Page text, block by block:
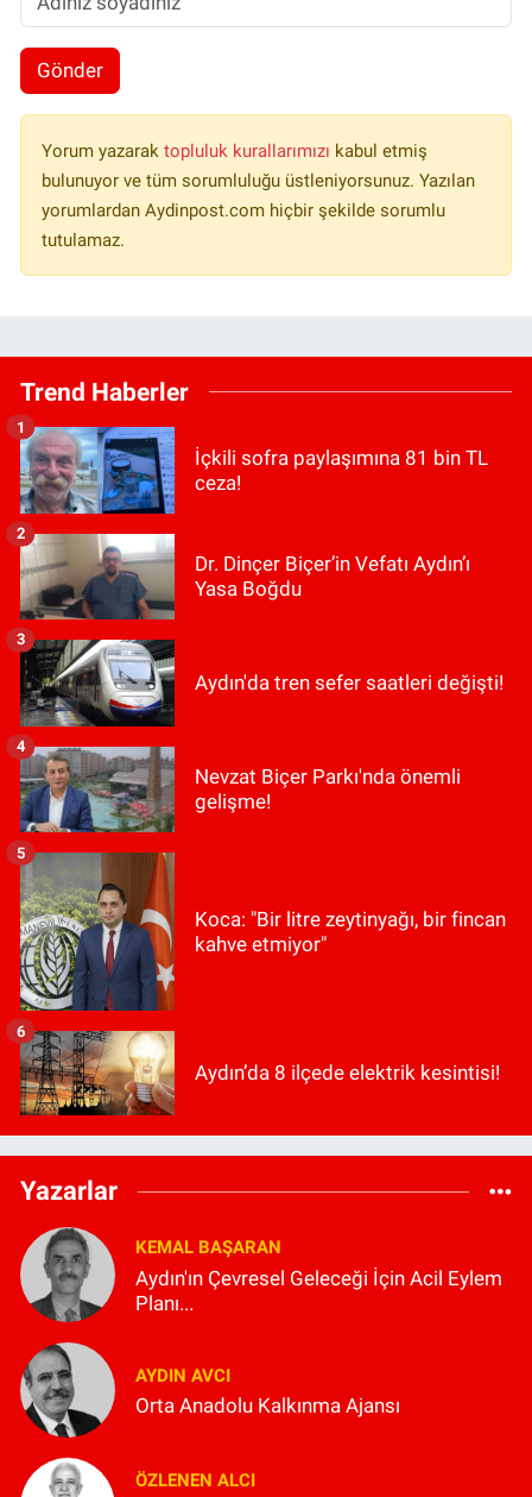
Gönder
Yorum yazarak topluluk kurallarımızı kabul etmiş
bulunuyor ve tüm sorumluluğu üstleniyorsunuz. Yazılan
yorumlardan Aydinpost.com hiçbir şekilde sorumlu
tutulamaz.
Trend Haberler
İçkili sofra paylaşımına 81 bin TL
ceza!
1
Dr. Dinçer Biçer’in Vefatı Aydın’ı
Yasa Boğdu
2
Aydın'da tren sefer saatleri değişti!
3
Nevzat Biçer Parkı'nda önemli
gelişme!
4
Koca: "Bir litre zeytinyağı, bir fincan
kahve etmiyor"
5
Aydın’da 8 ilçede elektrik kesintisi!
6
Yazarlar
KEMAL BAŞARAN
Aydın'ın Çevresel Geleceği İçin Acil Eylem
Planı...
AYDIN AVCI
Orta Anadolu Kalkınma Ajansı
ÖZLENEN ALCI